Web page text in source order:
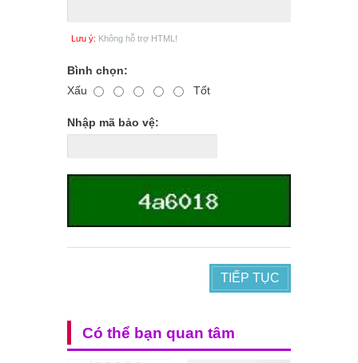
Lưu ý: Không hỗ trợ HTML!
Bình chọn:
Xấu
Tốt
Nhập mã bảo vệ:
TIẾP TỤC
Có thể bạn quan tâm